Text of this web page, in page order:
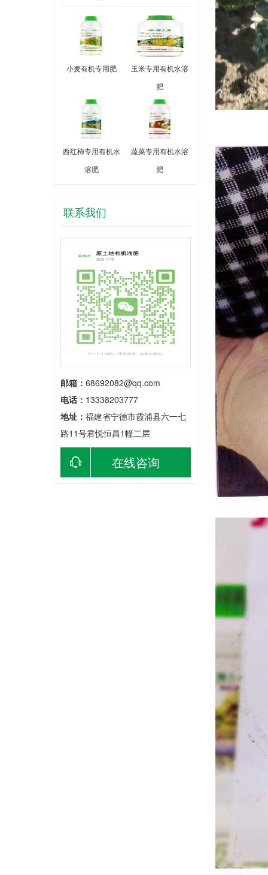
小麦有机专用肥
玉米专用有机水溶
肥
西红柿专用有机水
溶肥
蔬菜专用有机水溶
肥
联系我们
邮箱： 68692082@qq.com
电话： 13338203777
地址： 福建省宁德市霞浦县六一七
路11号君悦恒昌1幢二层
在线咨询